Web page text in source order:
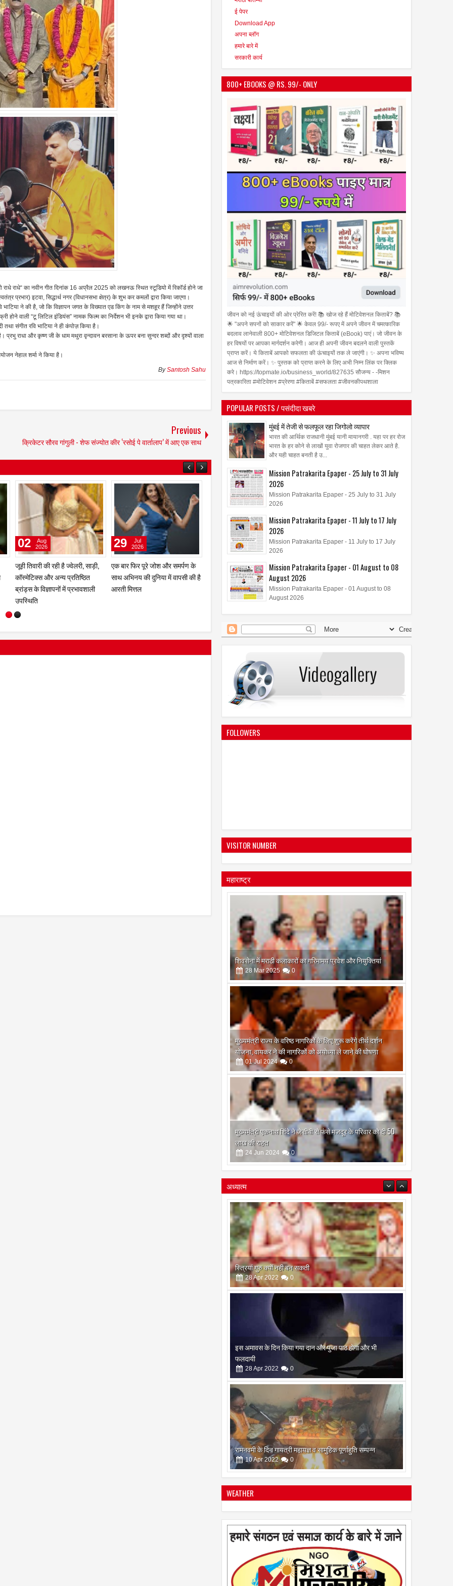
राधे राधे“ का नवीन गीत दिनांक 16 अप्रैल 2025 को लखनऊ स्थित स्टूडियो में रिकॉर्ड होने जा
प्रभार) इटवा, सिद्धार्थ नगर (विधानसभा क्षेत्र) के शुभ कर कमलों द्वारा किया जाएगा।
ने की है, जो कि विज्ञापन जगत के विख्यात एड किंग के नाम से मशहूर हैं जिन्होंने उत्तर
होने वाली “टू लिटिल इंडियंस” नामक फिल्म का निर्देशन भी इनके द्वारा किया गया था।
संगीत रवि भाटिया ने ही कंपोज़ किया है।
राधा और कृष्ण जी के धाम मथुरा वृन्दावन बरसाना के ऊपर बना सुन्दर शब्दों और दृश्यों वाला
नेहाल शर्मा ने किया है।
BySantosh Sahu
Previous
क्रिकेटर सौरव गांगुली - शेफ संज्योत कीर ‘रसोई पे वार्तालाप’ में आए एक साथ
ने
मानद डॉक्टरेट और 'अशोका अवॉर्ड' से
सम्मानित डॉ. मृणाल देशराज 'इश्कबाज़'
टीम को मानती है अपना परिवार
04
Aug
2026
ज़ारा पटेल को पसंद है श्रीदेवी की
अदा, माधुरी का नृत्य और शिल्पा का
आत्मविश्वास
03
Aug
2026
जूही तिवारी की रही है ज्वेलरी, साड़ी,
कॉस्मेटिक्स और अन्य प्रतिष्ठित
ब्रांड्स के विज्ञापनों में प्रभावशाली
उपस्थिति
Aug
2026
एक बार फिर पूरे जोश और समर्पण के
साथ अभिनय की दुनिया में वापसी की है
आरती मित्तल
29
Jul
ई पेपर
Download App
अपना ब्लॉग
हमारे बारे में
सरकारी कार्य
800+ EBOOKS @ RS. 99/- ONLY
जीवन को नई ऊंचाइयों की ओर प्रेरित करें! 📚 खोज रहे हैं मोटिवेशनल किताबें? 📚
🌟 "अपने सपनों को साकार करें" 🌟 केवल 99/- रूपए में अपने जीवन में चमत्कारिक
बदलाव लानेवाली 800+ मोटिवेशनल डिजिटल किताबें (eBook) पाएं। जो जीवन के
हर विषयों पर आपका मार्गदर्शन करेगी। आज ही अपनी जीवन बदलने वाली पुस्तकें
प्राप्त करें। ये किताबें आपको सफलता की ऊंचाइयों तक ले जाएंगी। ✨ अपना भविष्य
आज से निर्माण करें। ✨ पुस्तक को प्राप्त करने के लिए अभी निम्न लिंक पर क्लिक
करे। https://topmate.io/business_world/827635 सौजन्य - -मिशन
पत्रकारिता #मोटिवेशन #प्रेरणा #किताबें #सफलता #जीवनकीपथशाला
POPULAR POSTS / पसंदीदा खबरे
मुंबई में तेजी से फलफूल रहा जिगोलो व्यापार
भारत की आर्थिक राजधानी मुंबई यानी मायानगरी . यहा पर हर रोज
भारत के हर कोने से लाखों युवा रोजगार की चाहत लेकर आते है.
और यही चाहत बनती है उ...
Mission Patrakarita Epaper - 25 July to 31 July
2026
Mission Patrakarita Epaper - 25 July to 31 July
2026
Mission Patrakarita Epaper - 11 July to 17 July
2026
Mission Patrakarita Epaper - 11 July to 17 July
2026
Mission Patrakarita Epaper - 01 August to 08
August 2026
Mission Patrakarita Epaper - 01 August to 08
August 2026
FOLLOWERS
VISITOR NUMBER
महाराष्ट्र
शिवसेना में मराठी कलाकारों का गरिमामय प्रवेश और नियुक्तियां
28 Mar 2025 0
मुख्यमंत्री राज्य के वरिष्ठ नागरिकों के लिए शुरू करेंगे तीर्थ दर्शन
योजना, वायकर ने की नागरिकों को अयोध्या ले जाने की घोषणा
01 Jul 2024 0
मुख्यमंत्री एकनाथ शिंदे ने जेसीबी से फंसे मजदूर के परिवार को दी 50
लाख की राहत
24 Jun 2024 0
अध्यात्म
इस अमावस के दिन किया गया दान और पुजा पाठ होगा और भी
फलदायी
28 Apr 2022 0
रामनवमी के दिन गायत्री महायज्ञ व सामुहिक पूर्णाहुति सम्पन्न
10Apr 2022 0
सिद्ध कुंजिका स्तोत्र का पाठ ऐसे करें
12Apr 2024 0
स्त्रियां गुरु क्यों नही बन सकती
2022 0
WEATHER